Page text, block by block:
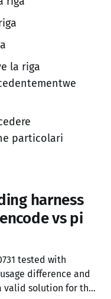
la riga
particolari
harness
vs pi
tested with
difference and
valid solution for the